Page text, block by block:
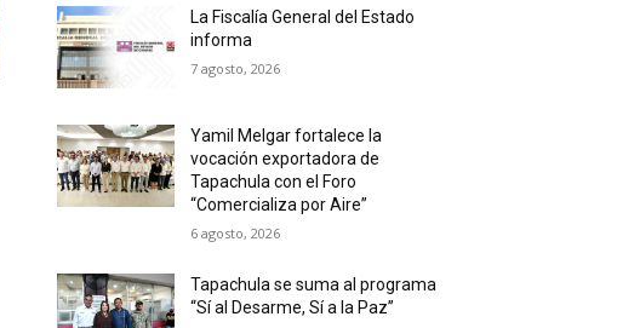
La Fiscalía General del Estado
informa
7 agosto, 2026
Yamil Melgar fortalece la
vocación exportadora de
Tapachula con el Foro
“Comercializa por Aire”
6 agosto, 2026
Tapachula se suma al programa
“Sí al Desarme, Sí a la Paz”